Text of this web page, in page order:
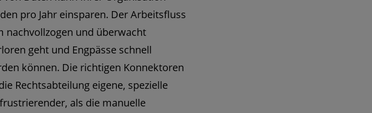
pro Jahr einsparen. Der Arbeitsfluss
nachvollzogen und überwacht
geht und Engpässe schnell
können. Die richtigen Konnektoren
Rechtsabteilung eigene, spezielle
als die manuelle